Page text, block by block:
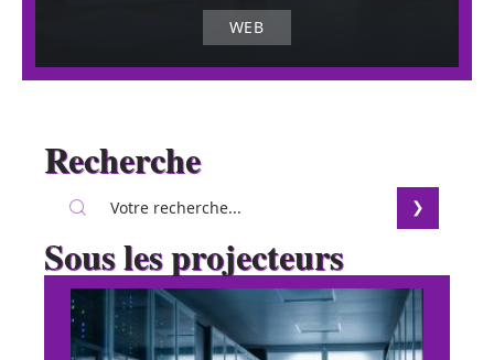
WEB
Recherche
Sous les projecteurs